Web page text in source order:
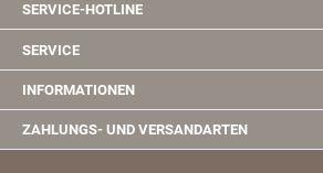
SERVICE-HOTLINE
SERVICE
INFORMATIONEN
ZAHLUNGS- UND VERSANDARTEN